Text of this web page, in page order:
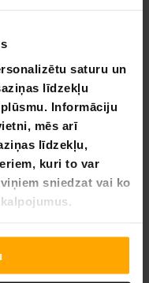
saturu un
līdzekļu
Informāciju
mēs arī
līdzekļu,
kuri to var
sniedzat vai ko
un klientu
produkts atbilst
standartiem.
biroja krēslu –
kulminācija!
galvas atbalsts
atbalsts